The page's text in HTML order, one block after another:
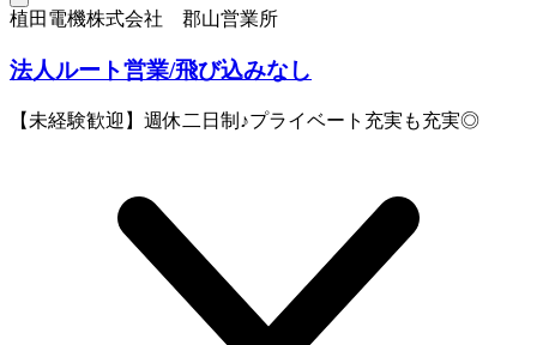
植田電機株式会社 郡山営業所
法人ルート営業/飛び込みなし
【未経験歓迎】週休二日制♪プライベート充実も充実◎